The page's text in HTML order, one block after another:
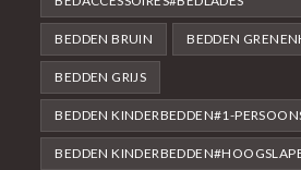
BEDDEN BRUIN BEDDEN
BEDDEN GRIJS
BEDDEN KINDERBEDDEN#1-
BEDDEN